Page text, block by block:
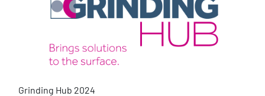
Grinding Hub 2024